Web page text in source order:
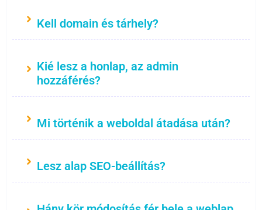
Kell domain és tárhely?
Kié lesz a honlap, az admin
hozzáférés?
Mi történik a weboldal átadása után?
Lesz alap SEO-beállítás?